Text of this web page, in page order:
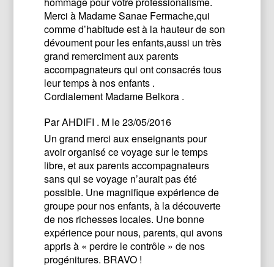
Merci à Madame Sanae Fermache,qui
comme d’habitude est à la hauteur de son
dévoument pour les enfants,aussi un très
grand remerciment aux parents
accompagnateurs qui ont consacrés tous
leur temps à nos enfants .
Cordialement Madame Belkora .
ParAHDIFI . M le 23/05/2016
Un grand merci aux enseignants pour
avoir organisé ce voyage sur le temps
libre, et aux parents accompagnateurs
sans qui se voyage n’aurait pas été
possible. Une magnifique expérience de
groupe pour nos enfants, à la découverte
de nos richesses locales. Une bonne
expérience pour nous, parents, qui avons
appris à « perdre le contrôle » de nos
progénitures. BRAVO !